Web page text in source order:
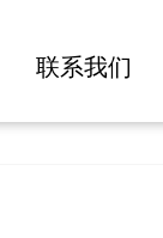
联系我们